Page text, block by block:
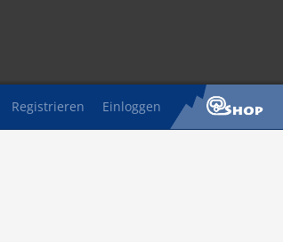
Registrieren Einloggen